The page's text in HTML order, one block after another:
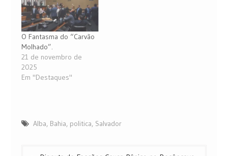
O Fantasma do “Carvão
Molhado”.
21 de novembro de
2025
Em "Destaques"
Alba, Bahia, politica, Salvador
Navegação